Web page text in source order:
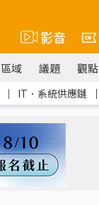
影音
區域 議題 觀點
｜ IT．系統供應鏈 ｜